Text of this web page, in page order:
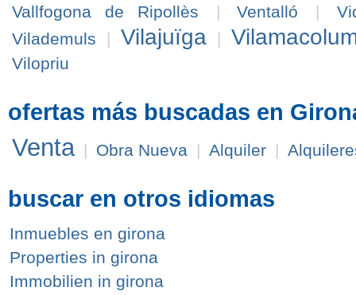
Vallfogona de Ripollès
| Ventalló |
Vilademuls
| Vilajuïga |
Vilopriu
ofertas más buscadas en
Venta | Obra Nueva | Alquiler |
buscar en otros idiomas
Inmuebles en girona
Properties in girona
Immobilien in girona